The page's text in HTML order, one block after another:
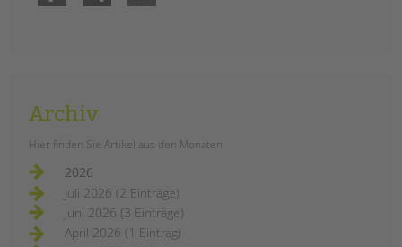
Archiv
Hier finden Sie Artikel aus den Monaten
2026
Juli 2026 (2 Einträge)
Juni 2026 (3 Einträge)
April 2026 (1 Eintrag)